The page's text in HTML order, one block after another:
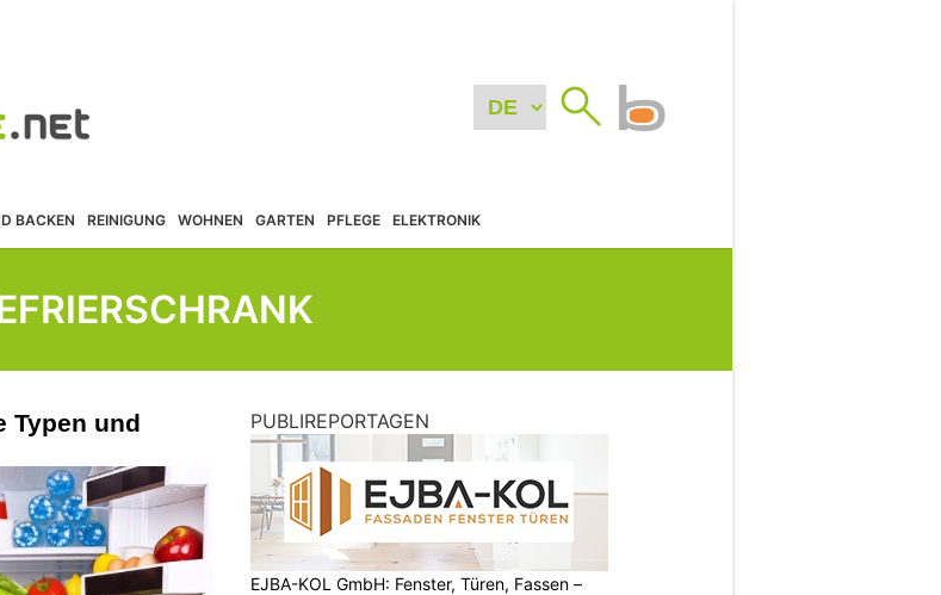
BACKEN REINIGUNG WOHNEN GARTEN PFLEGE ELEKTRONIK
Typen und
PUBLIREPORTAGEN
EJBA-KOL GmbH: Fenster, Türen, Fassen –